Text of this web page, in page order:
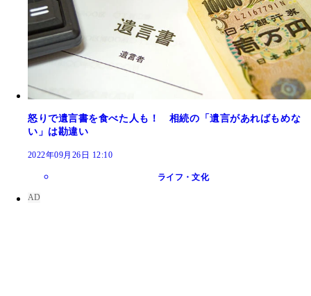
怒りで遺言書を食べた人も！ 相続の「遺言があればもめな
い」は勘違い
2022年09月26日 12:10
ライフ・文化